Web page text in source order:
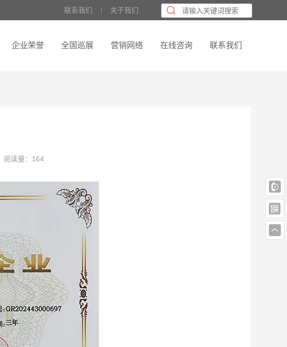
企业荣誉 全国巡展 营销网络 在线咨询 联系我们
联系我们 关于我们
阅读量：164